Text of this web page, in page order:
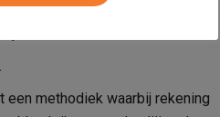
wordt er geholpen met het
methodiek waarbij rekening